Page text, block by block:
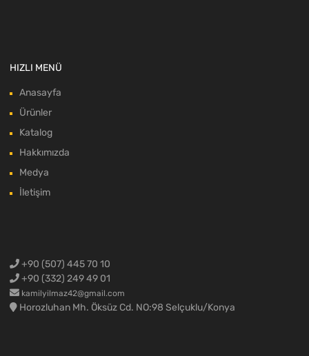
HIZLI MENÜ
Anasayfa
Ürünler
Katalog
Hakkımızda
Medya
İletişim
+90 (507) 445 70 10
+90 (332) 249 49 01
kamilyilmaz42@gmail.com
Horozluhan Mh. Öksüz Cd. NO:98 Selçuklu/Konya